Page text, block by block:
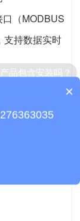
（MODBUS
支持数据实时
钟
质保时间是多久？
×